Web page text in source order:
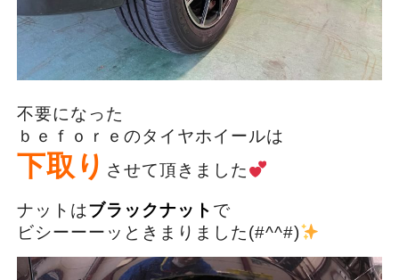
不要になった
ｂｅｆｏｒｅのタイヤホイールは
下取り させて頂きました
ナットはブラックナット で
ビシーーーッときまりました(#^^#)